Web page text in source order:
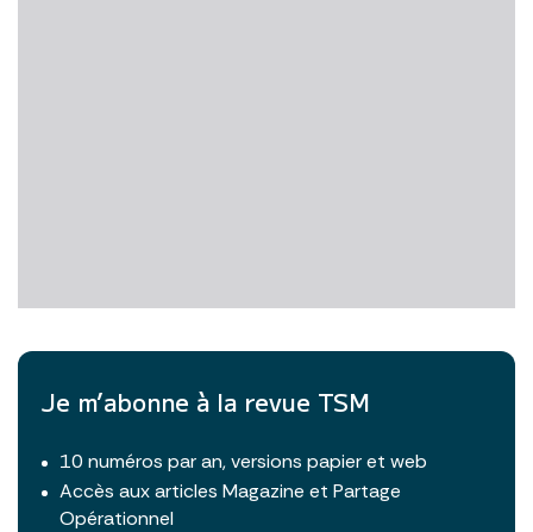
Je m’abonne à la revue TSM
10 numéros par an, versions papier et web
Accès aux articles Magazine et Partage
Opérationnel